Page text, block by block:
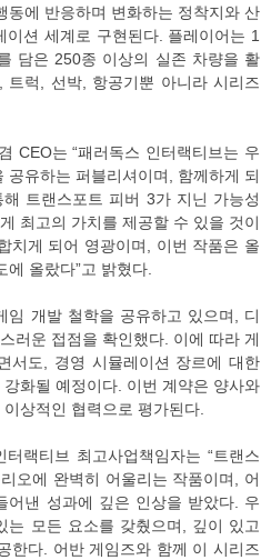
동에 반응하며 변화하는 정착지와 산
션 세계로 구현된다. 플레이어는 1
담은 250종 이상의 실존 차량을 활
럭, 선박, 항공기뿐 아니라 시리즈
CEO는 “패러독스 인터랙티브는 우
공유하는 퍼블리셔이며, 함께하게 되
트랜스포트 피버 3가 지닌 가능성
최고의 가치를 제공할 수 있을 것이
치게 되어 영광이며, 이번 작품은 올
에 올랐다”고 밝혔다.
임 개발 철학을 공유하고 있으며, 디
러운 접점을 확인했다. 이에 따라 게
서도, 경영 시뮬레이션 장르에 대한
화될 예정이다. 이번 계약은 양사와
상적인 협력으로 평가된다.
랙티브 최고사업책임자는 “트랜스
오에 완벽히 어울리는 작품이며, 어
어낸 성과에 깊은 인상을 받았다. 우
는 모든 요소를 갖췄으며, 깊이 있고
한다. 어반 게임즈와 함께 이 시리즈